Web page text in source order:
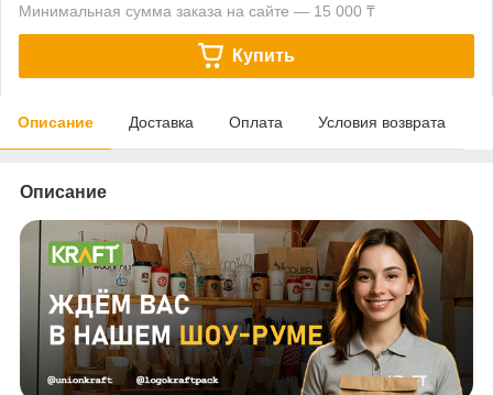
Минимальная сумма заказа на сайте — 15 000 ₸
Купить
Описание Доставка Оплата Условия возврата
Описание